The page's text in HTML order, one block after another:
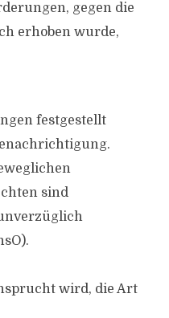
gegen die
erhoben wurde,
festgestellt
sind
wird, die Art